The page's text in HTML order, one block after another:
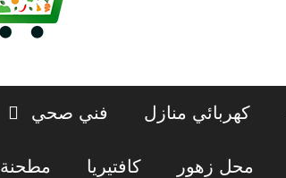
كهربائي منازل فني صحي
محل زهور كافتيريا مطحنة